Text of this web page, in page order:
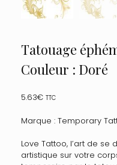
Tatouage
Couleur : Doré
5.63€ TTC
Marque : Temporary
Love Tattoo, l’art de
artistique sur votre